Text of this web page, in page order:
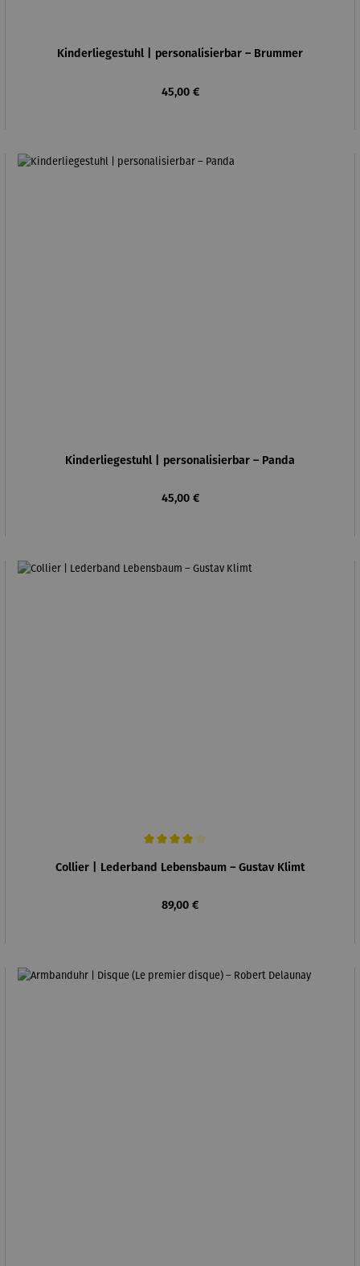
Kinderliegestuhl | personalisierbar – Brummer
Regulärer Preis:
45,00 €
Kinderliegestuhl | personalisierbar – Panda
Regulärer Preis:
45,00 €
Collier | Lederband Lebensbaum – Gustav Klimt
Regulärer Preis:
89,00 €